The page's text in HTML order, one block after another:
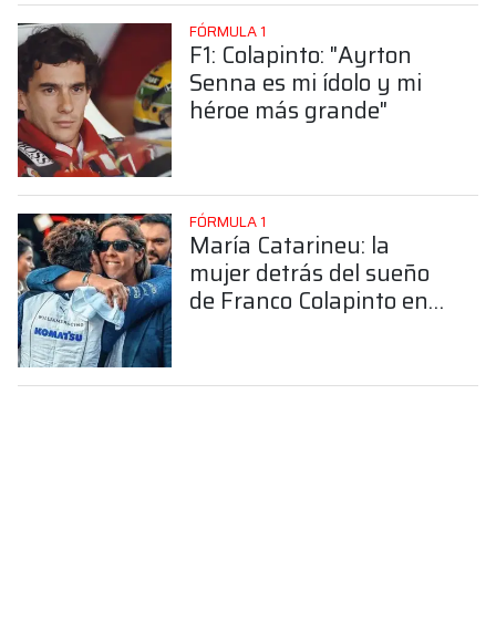
FÓRMULA 1
F1: Colapinto: "Ayrton
Senna es mi ídolo y mi
héroe más grande"
FÓRMULA 1
María Catarineu: la
mujer detrás del sueño
de Franco Colapinto en